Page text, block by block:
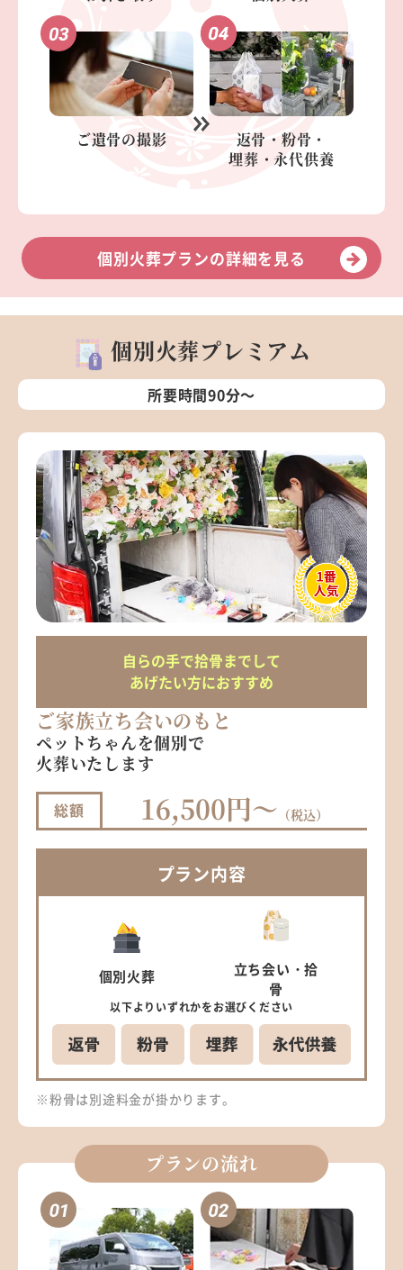
ご遺骨の撮影
返骨・粉骨・
埋葬・永代供養
個別火葬プランの詳細を見る
個別火葬プレミアム
所要時間90分～
自らの手で拾骨までして
あげたい方におすすめ
ご家族立ち会いのもと
ペットちゃんを個別で
火葬いたします
総額 16,500円～ （税込）
プラン内容
個別火葬 立ち会い ・拾
骨
以下より いずれかをお選びください
※粉骨は別途料金が掛かります。
プランの流れ